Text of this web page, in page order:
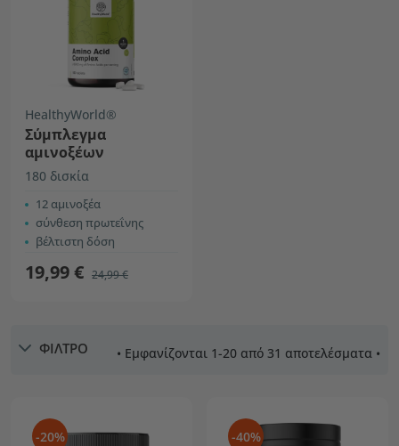
HealthyWorld®
Σύμπλεγμα
αμινοξέων
180 δισκία
12 αμινοξέα
σύνθεση πρωτεΐνης
βέλτιστη δόση
19,99 € 24,99 €
ΦΙΛΤΡΟ • Εμφανίζονται 1-20 από 31 αποτελέσματα •
-20% -40%